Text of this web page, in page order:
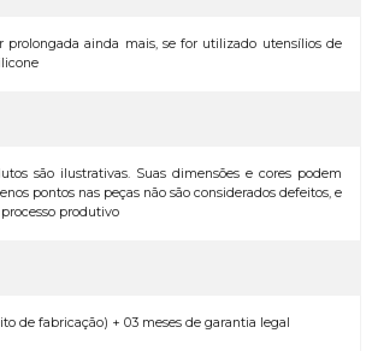
prolongada ainda mais, se for utilizado utensílios de
são ilustrativas. Suas dimensões e cores podem
pontos nas peças não são considerados defeitos, e
produtivo
de fabricação) + 03 meses de garantia legal